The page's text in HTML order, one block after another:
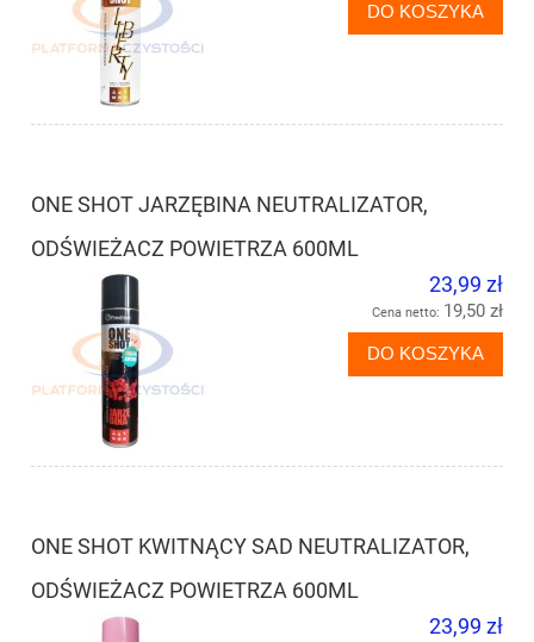
DO KOSZYKA
ONE SHOT JARZĘBINA NEUTRALIZATOR,
ODŚWIEŻACZ POWIETRZA 600ML
23,99 zł
Cena netto: 19,50 zł
DO KOSZYKA
ONE SHOT KWITNĄCY SAD NEUTRALIZATOR,
ODŚWIEŻACZ POWIETRZA 600ML
23,99 zł